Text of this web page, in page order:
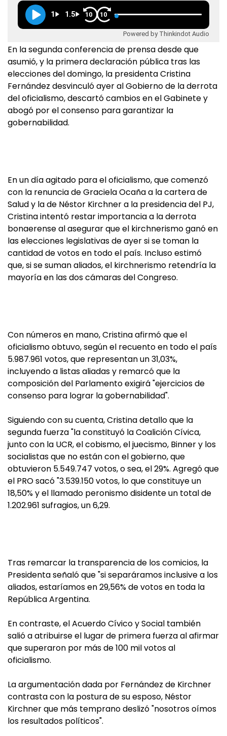
1 1.5 10 10
Powered by Thinkindot Audio
En la segunda conferencia de prensa desde que
asumió, y la primera declaración pública tras las
elecciones del domingo, la presidenta Cristina
Fernández desvinculó ayer al Gobierno de la derrota
del oficialismo, descartó cambios en el Gabinete y
abogó por el consenso para garantizar la
gobernabilidad.
En un día agitado para el oficialismo, que comenzó
con la renuncia de Graciela Ocaña a la cartera de
Salud y la de Néstor Kirchner a la presidencia del PJ,
Cristina intentó restar importancia a la derrota
bonaerense al asegurar que el kirchnerismo ganó en
las elecciones legislativas de ayer si se toman la
cantidad de votos en todo el país. Incluso estimó
que, si se suman aliados, el kirchnerismo retendría la
mayoría en las dos cámaras del Congreso.
Con números en mano, Cristina afirmó que el
oficialismo obtuvo, según el recuento en todo el país
5.987.961 votos, que representan un 31,03%,
incluyendo a listas aliadas y remarcó que la
composición del Parlamento exigirá "ejercicios de
consenso para lograr la gobernabilidad".
Siguiendo con su cuenta, Cristina detallo que la
segunda fuerza "la constituyó la Coalición Cívica,
junto con la UCR, el cobismo, el juecismo, Binner y los
socialistas que no están con el gobierno, que
obtuvieron 5.549.747 votos, o sea, el 29%. Agregó que
el PRO sacó "3.539.150 votos, lo que constituye un
18,50% y el llamado peronismo disidente un total de
1.202.961 sufragios, un 6,29.
Tras remarcar la transparencia de los comicios, la
Presidenta señaló que "si separáramos inclusive a los
aliados, estaríamos en 29,56% de votos en toda la
República Argentina.
En contraste, el Acuerdo Cívico y Social también
salió a atribuirse el lugar de primera fuerza al afirmar
que superaron por más de 100 mil votos al
oficialismo.
La argumentación dada por Fernández de Kirchner
contrasta con la postura de su esposo, Néstor
Kirchner que más temprano deslizó "nosotros oímos
los resultados políticos".